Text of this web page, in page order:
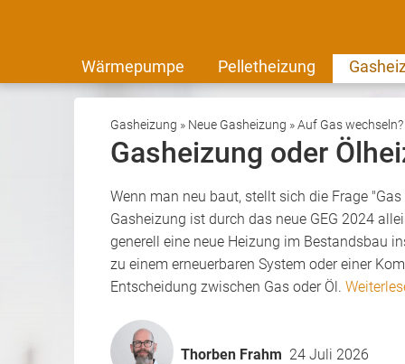
Wärmepumpe Pelletheizung
Gasheizung » Neue Gasheizung »Auf Gas wechseln?
Gasheizung oder
Wenn man neu baut, stellt sich die Frage
Gasheizung ist durch das neue GEG 2024
generell eine neue Heizung im Bestandsbau
zu einem erneuerbaren System oder einer
Entscheidung zwischen Gas oder Öl.
Thorben Frahm 24 Juli 2026